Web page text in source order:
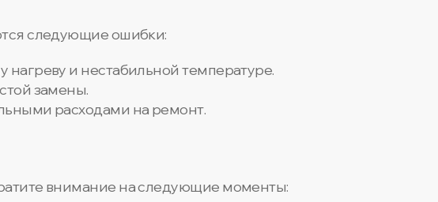
следующие ошибки:
и нестабильной температуре.
замены.
расходами на ремонт.
внимание на следующие моменты: